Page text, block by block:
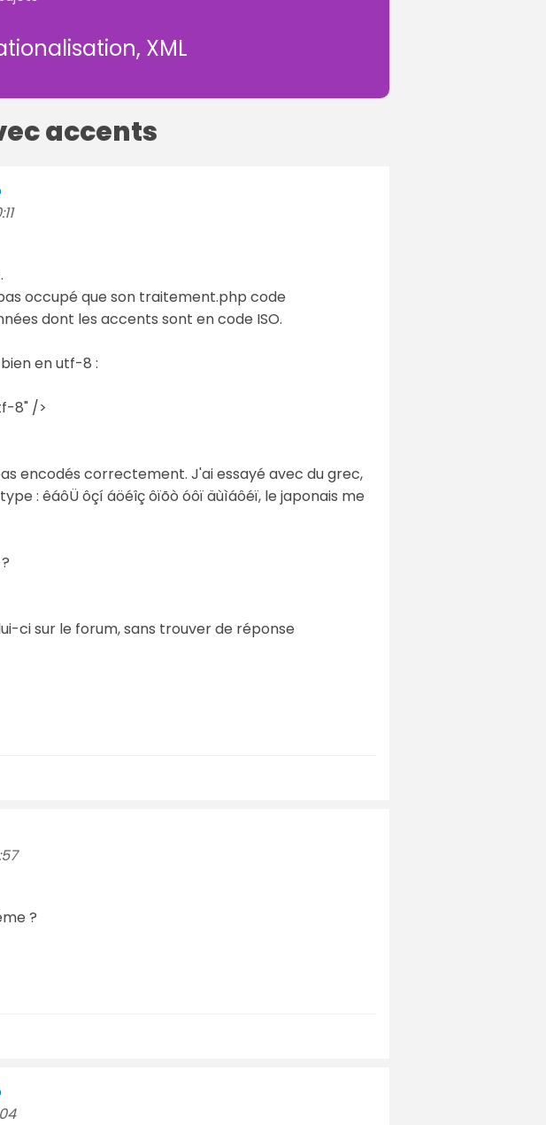
XML
accents
occupé que son traitement.php code
dont les accents sont en code ISO.
en utf-8 :
8" />
encodés correctement. J'ai essayé avec du grec,
: êáôÜ ôçí áöéîç ôïõò óôï äùìáôéï, le japonais me
ci sur le forum, sans trouver de réponse
?